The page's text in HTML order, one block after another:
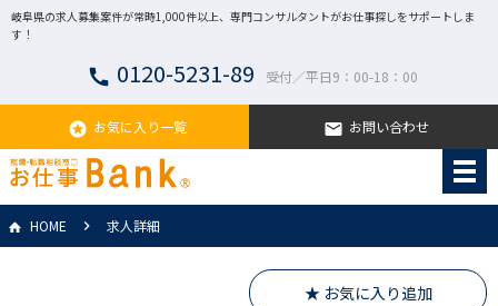
岐阜県の求人募集案件が常時1,000件以上、専門コンサルタントがお仕事探しをサポートしま
す！
call 0120-5231-89 受付／平日9：00-18：00
stars お気に入り一覧 email お問い合わせ
HOME 求人詳細
★ お気に入り追加